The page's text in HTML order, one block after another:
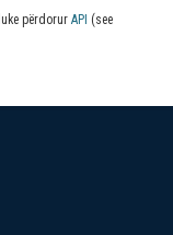
përdorur API (see